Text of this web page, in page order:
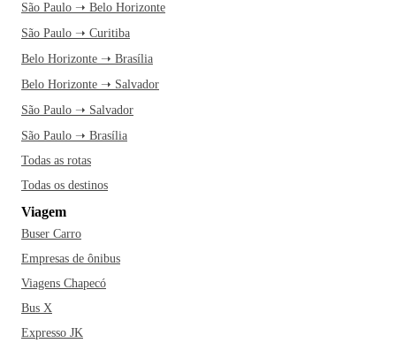
São Paulo ➝ Belo Horizonte
São Paulo ➝ Curitiba
Belo Horizonte ➝ Brasília
Belo Horizonte ➝ Salvador
São Paulo ➝ Salvador
São Paulo ➝ Brasília
Todas as rotas
Todas os destinos
Viagem
Buser Carro
Empresas de ônibus
Viagens Chapecó
Bus X
Expresso JK